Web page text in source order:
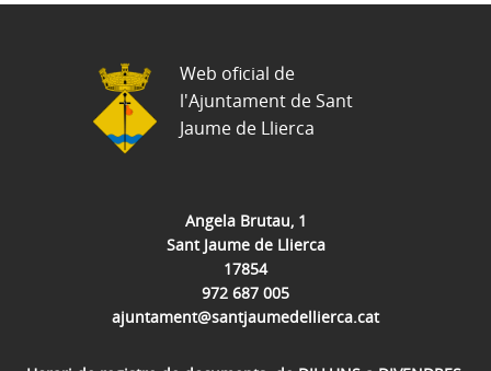
Angela Brutau, 1
Sant Jaume de Llierca
17854
972 687 005
ajuntament@santjaumedellierca.cat
Web oficial de
l'Ajuntament de Sant
Jaume de Llierca